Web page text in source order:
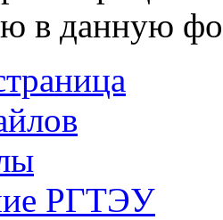
в данную
РГТЭУ